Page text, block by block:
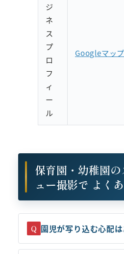
ジ
ネ
ス
プ
ロ
フ
ィ
ー
ル
Googleマッ
保育園・幼稚園
ュー撮影で よく
Q 園児が写り込む心配